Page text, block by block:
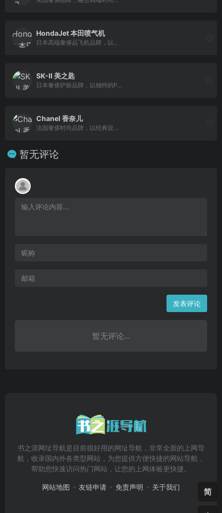
HondaJet 本田喷气机
日本高端奢侈品飞机品牌，以...
SK-II 美之匙
日本奢侈护肤品牌，以独特的P...
Chanel 香奈儿
法国奢侈时尚品牌，以经典设...
暂无评论
发表评论
暂无评论...
书之涯网址导航是目前很好用的网址导航，非常全面的上网导
航，收录国内外各类型网站，为您提供方便快捷的网站导航，
帮助您快速访问热门网站，让您的上网体验更快捷。
网站地图 友链申请 免责声明 关于我们 简